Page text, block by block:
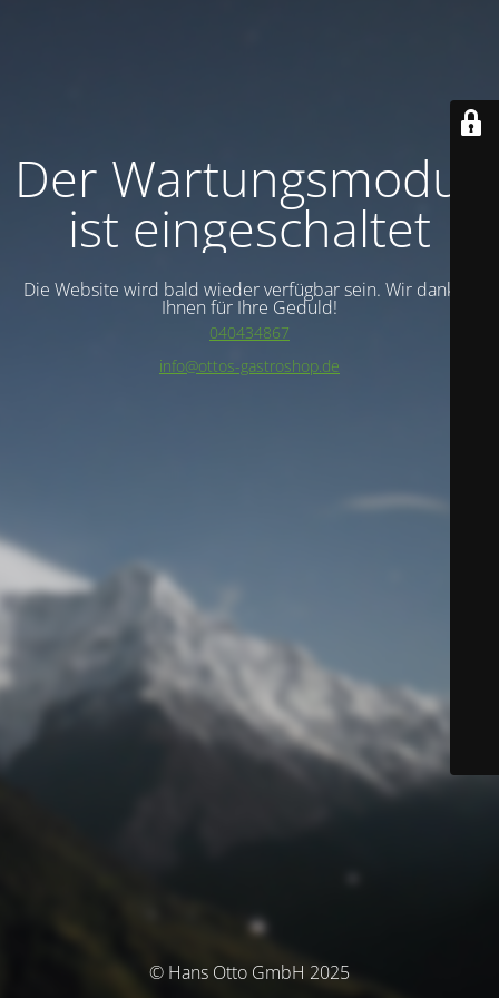
Der Wartungsmodus
ist eingeschaltet
Die Website wird bald wieder verfügbar sein. Wir danken
Ihnen für Ihre Geduld!
040434867
info@ottos-gastroshop.de
© Hans Otto GmbH 2025